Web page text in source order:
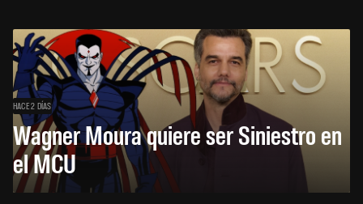
HACE 2 DÍAS
Wagner Moura quiere ser Siniestro en
el MCU